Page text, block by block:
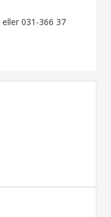
eller 031-366 37